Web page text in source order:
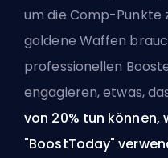
um die Comp-Punkte
goldene Waffen
professionellen
engagieren, etwas,
von 20% tun können,
"BoostToday"